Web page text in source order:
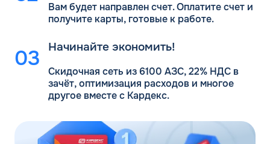
Вам будет направлен счет. Оплатите счет и
получите карты, готовые к работе.
Начинайте экономить!
Скидочная сеть из 6100 АЗС, 22% НДС в
зачёт, оптимизация расходов и многое
другое вместе с Кардекс.